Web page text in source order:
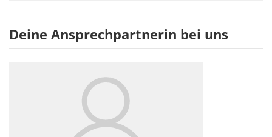
Deine Ansprechpartnerin bei uns